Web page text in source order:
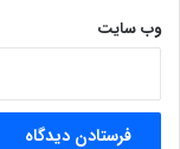
وب‌ سایت